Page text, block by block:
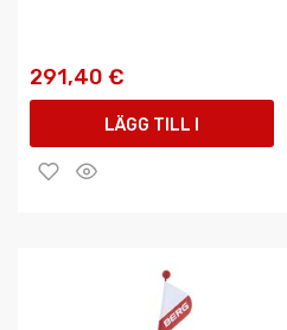
291,40 €
LÄGG TILL I
VARUKORGEN